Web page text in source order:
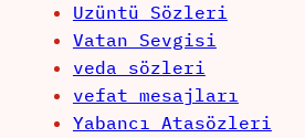
Uzüntü Sözleri
Vatan Sevgisi
veda sözleri
vefat mesajları
Yabancı Atasözleri